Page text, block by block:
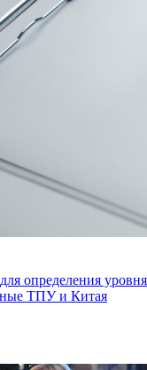
определения
ТПУ и Китая